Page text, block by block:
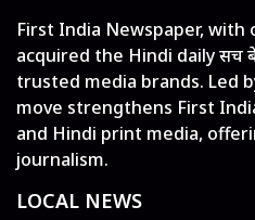
First India Newspaper, with
acquired the Hindi daily सच
trusted media brands. Led
move strengthens First
and Hindi print media,
journalism.
LOCAL NEWS